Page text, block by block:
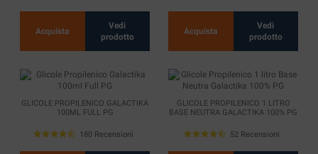
Acquista
Vedi
prodotto
Acquista
Vedi
prodotto
GLICOLE PROPILENICO GALACTIKA
100ML FULL PG
180 Recensioni
GLICOLE PROPILENICO 1 LITRO
BASE NEUTRA GALACTIKA 100% PG
52 Recensioni